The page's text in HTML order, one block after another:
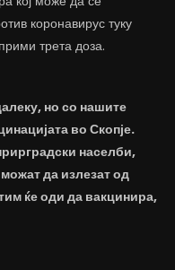
коронавирус туку
трета доза.
но со нашите
во Скопје.
населби,
да излезат од
ќе оди да вакцинира,